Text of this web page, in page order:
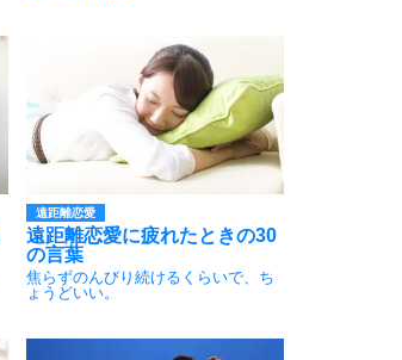
遠距離恋愛
遠距離恋愛に疲れたときの30
の言葉
焦らずのんびり続けるくらいで、ち
ょうどいい。